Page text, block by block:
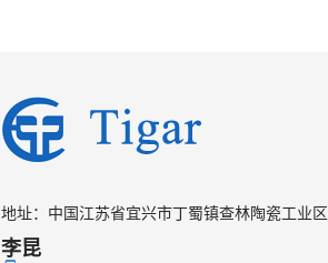
地址：中国江苏省宜兴市丁蜀镇查林陶瓷工业区
李昆